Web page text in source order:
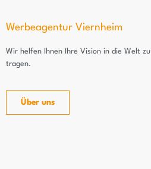
Werbeagentur Viernheim
Wir helfen Ihnen Ihre Vision in die Welt zu
tragen.
Über uns